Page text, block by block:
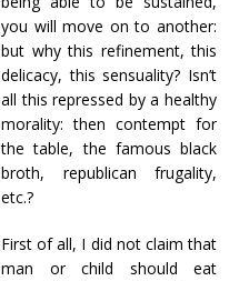
you will move on to another:
but why this refinement, this
delicacy, this sensuality? Isn’t
all this repressed by a healthy
morality: then contempt for
the table, the famous black
broth, republican frugality,
etc.?
First of all, I did not claim that
man or child should eat